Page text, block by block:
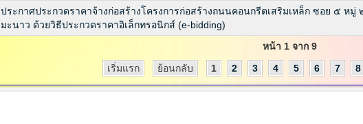
ประกาศประกวดราคาจ้างก่อสร้างโครงการก่อสร้างถนนคอนกรีตเสริมเหล็ก ซอย ๕ หมู่
มะนาว ด้วยวิธีประกวดราคาอิเล็กทรอนิกส์ (e-bidding)
หน้า 1 จาก 9
เริ่มแรก
ย้อนกลับ 1 2 3 4 5 6 7 8